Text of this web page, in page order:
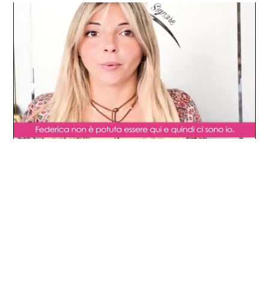
Unmute
Loaded:
0%
Progress:
0%